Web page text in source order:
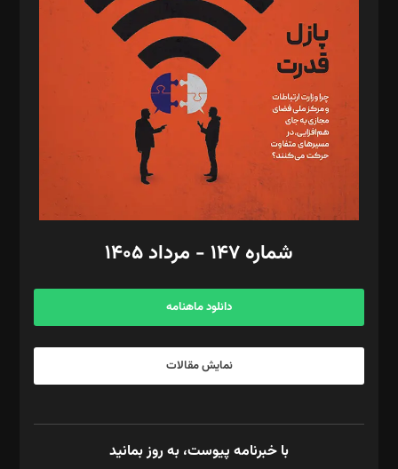
تحریریه‌: مجتبی محمود‌ی، آرش برهمند، یسنا امان‌پور، سروش کرمیان،
مصطفی مسجدی آرانی، ابوالفضل رجبی، زهرا فکرانه، فائزه فتحی
رستمی،مصطفی باستان
ویرایش: نگار استاد‌‌آقا
طراح یونیفرم: مجید توکلی
فیلمبرداری و عکاسی: امیر شفیعی، مانی لطفی زاده
گرافیک و صفحه‌آرایی: سید‌سبحان‌علی ثابت
مد‌یر توسعه تجاری: کامبیز برید‌
امور مالی: شاپور رهبری، محمد‌ کاظمی‌نیا
آگهی و مشترکین: ۰۹۱۹۹۹۹۰۴۵۴
شماره ۱۴۷ - مرداد ۱۴۰۵
دانلود ماهنامه
نمایش مقالات
با خبرنامه پیوست، به روز بمانید